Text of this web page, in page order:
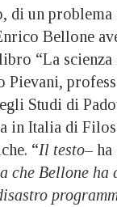
di un problema
Bellone
“La scienza
Pievani,
Studi di
in Italia di
“Il testo– ha
che Bellone ha